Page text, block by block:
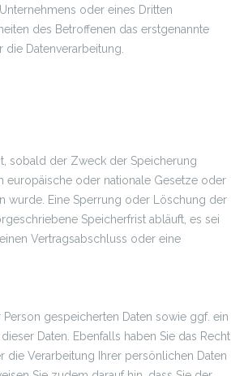
oder eines Dritten
des Betroffenen das erstgenannte
die Datenverarbeitung.
sobald der Zweck der Speicherung
europäische oder nationale Gesetze oder
wurde. Eine Sperrung oder Löschung der
Speicherfrist abläuft, es sei
Vertragsabschluss oder eine
gespeicherten Daten sowie ggf. ein
Daten. Ebenfalls haben Sie das Recht
die Verarbeitung Ihrer persönlichen Daten